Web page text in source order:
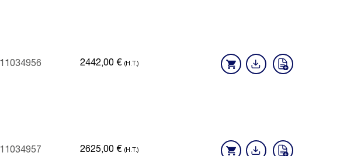
11034956 2442,00 € (H.T.)
11034957 2625,00 € (H.T.)